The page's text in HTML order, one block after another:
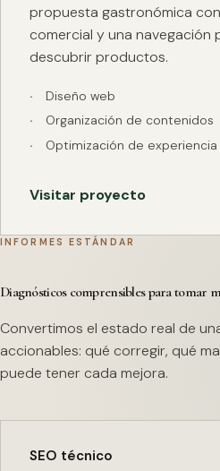
propuesta gastronómica
comercial y una navegación
descubrir productos.
Diseño web
Organización de contenidos
Optimización de experiencia
Visitar proyecto
INFORMES ESTÁNDAR
Diagnósticos comprensibles para tomar
Convertimos el estado real de
accionables: qué corregir, qué
puede tener cada mejora.
SEO técnico